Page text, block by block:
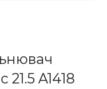
A1418